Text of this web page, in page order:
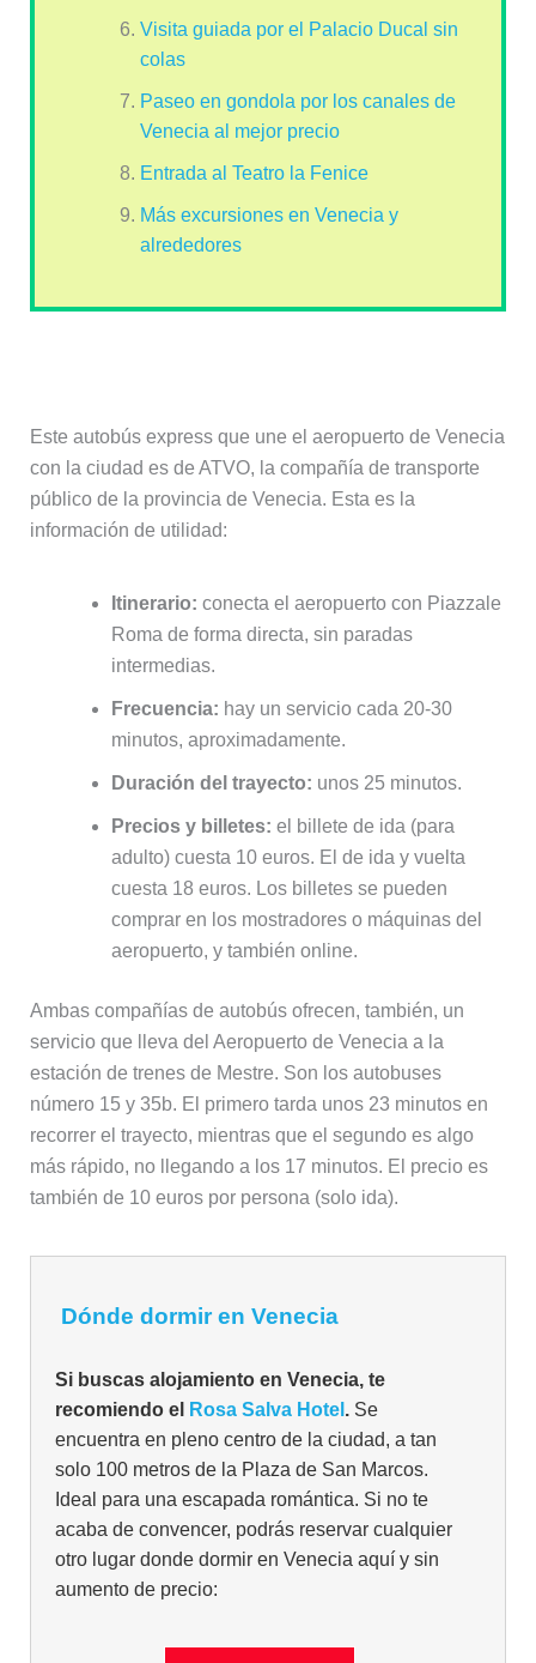
Visita guiada por el Palacio Ducal sin
colas
Paseo en gondola por los canales de
Venecia al mejor precio
Entrada al Teatro la Fenice
Más excursiones en Venecia y
alrededores
Este autobús express que une el aeropuerto de Venecia
con la ciudad es de ATVO, la compañía de transporte
público de la provincia de Venecia. Esta es la
información de utilidad:
Itinerario: conecta el aeropuerto con Piazzale
Roma de forma directa, sin paradas
intermedias.
Frecuencia: hay un servicio cada 20-30
minutos, aproximadamente.
Duración del trayecto: unos 25 minutos.
Precios y billetes: el billete de ida (para
adulto) cuesta 10 euros. El de ida y vuelta
cuesta 18 euros. Los billetes se pueden
comprar en los mostradores o máquinas del
aeropuerto, y también online.
Ambas compañías de autobús ofrecen, también, un
servicio que lleva del Aeropuerto de Venecia a la
estación de trenes de Mestre. Son los autobuses
número 15 y 35b. El primero tarda unos 23 minutos en
recorrer el trayecto, mientras que el segundo es algo
más rápido, no llegando a los 17 minutos. El precio es
también de 10 euros por persona (solo ida).
Dónde dormir en Venecia
Si buscas alojamiento en Venecia, te
recomiendo el
Rosa Salva Hotel .Se
encuentra en pleno centro de la ciudad, a tan
solo 100 metros de la Plaza de San Marcos.
Ideal para una escapada romántica. Si no te
acaba de convencer, podrás reservar cualquier
otro lugar donde dormir en Venecia aquí y sin
aumento de precio: